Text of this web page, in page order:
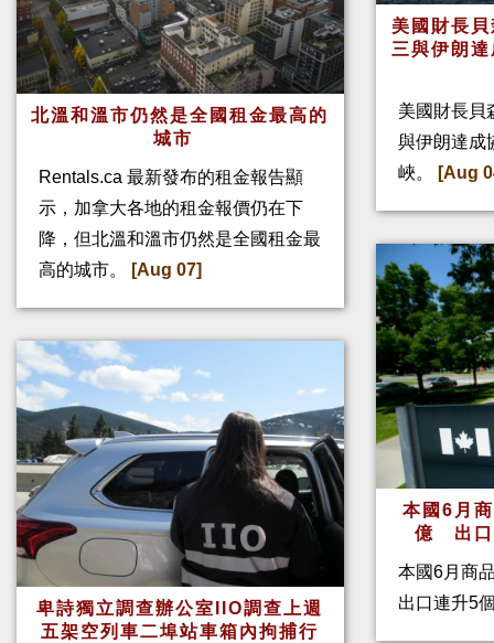
北溫和溫市仍然是全國租金最高的
城市
Rentals.ca 最新發布的租金報告顯
示，加拿大各地的租金報價仍在下
降，但北溫和溫市仍然是全國租金最
高的城市。
[Aug 07]
卑詩獨立調查辦公室IIO調查上週
五架空列車二埠站車箱內拘捕行
美國財長
三與伊朗
美國財長貝
與伊朗達成
峽。
[Aug
本國6月
億 出口
本國6月商
出口連升5